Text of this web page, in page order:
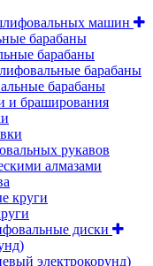
машин
барабаны
барабаны
барабаны
барабаны
и браширования
рукавов
алмазами
круги
диски
электрокорунд)